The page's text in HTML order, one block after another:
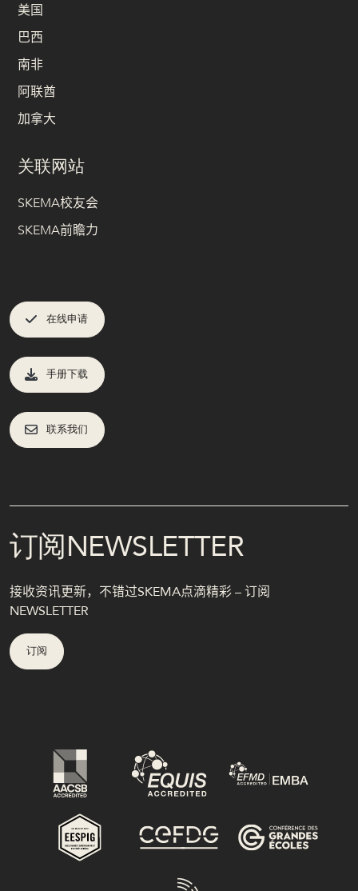
美国
巴西
南非
阿联酋
加拿大
关联网站
SKEMA校友会
SKEMA前瞻力
在线申请
手册下载
联系我们
订阅NEWSLETTER
接收资讯更新，不错过SKEMA点滴精彩 – 订阅
NEWSLETTER
订阅